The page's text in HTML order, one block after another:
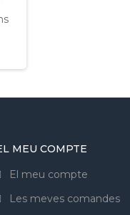
MEU COMPTE
El meu compte
Les meves comandes